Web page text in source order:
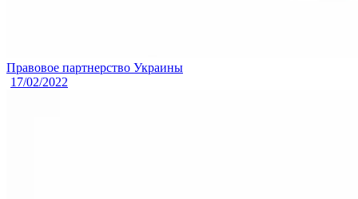
Правовое партнерство Украины
17/02/2022